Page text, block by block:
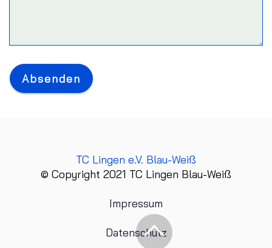
Absenden
TC Lingen e.V. Blau-Weiß
© Copyright 2021 TC Lingen Blau-Weiß
Impressum
Datenschutz